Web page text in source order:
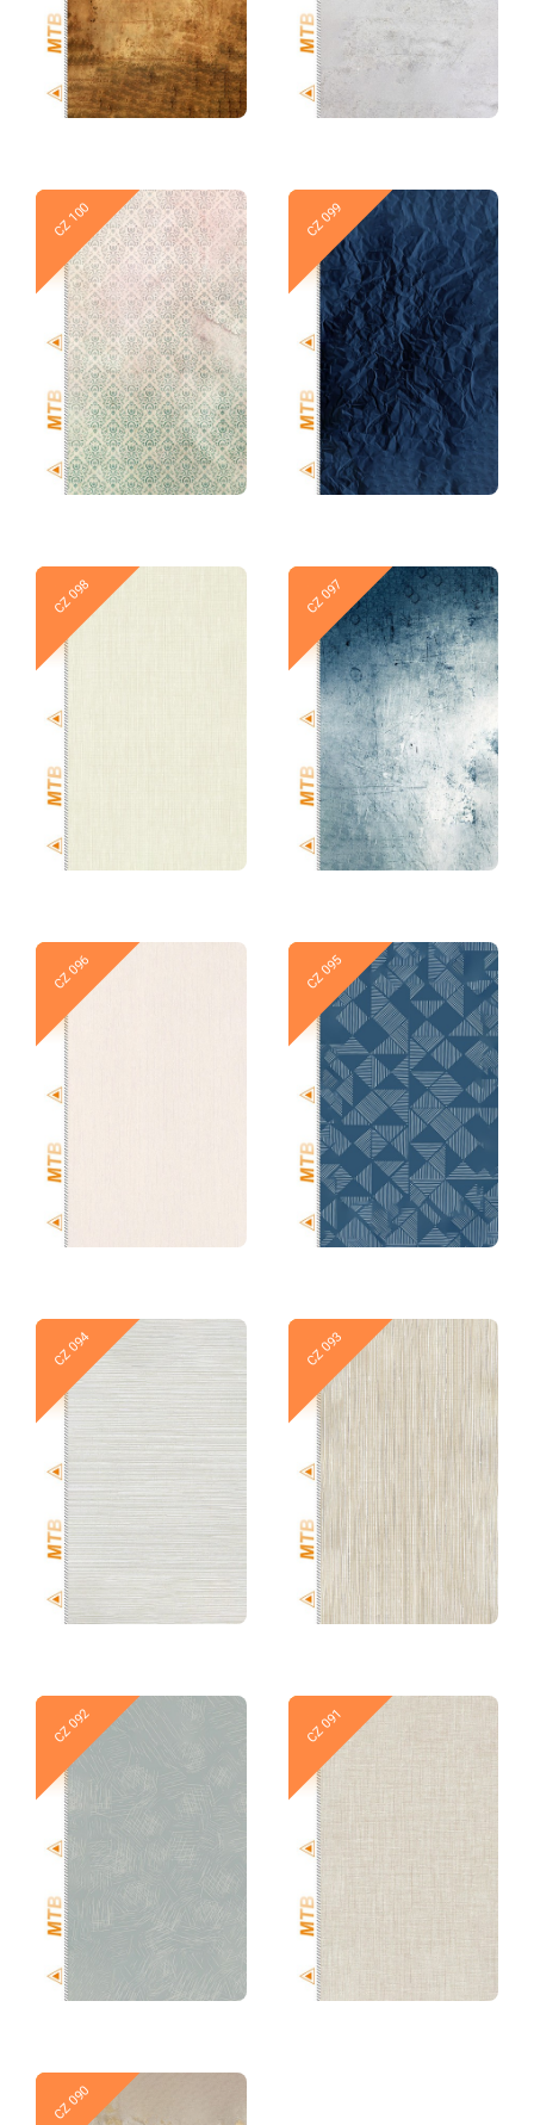
Новое
CZ 100 Новое
CZ 099
Новое
CZ 098 Новое
CZ 097
Новое
CZ 096 Новое
CZ 095
Новое
CZ 094 Новое
CZ 093
Новое
CZ 092 Новое
CZ 091
Новое
CZ 090